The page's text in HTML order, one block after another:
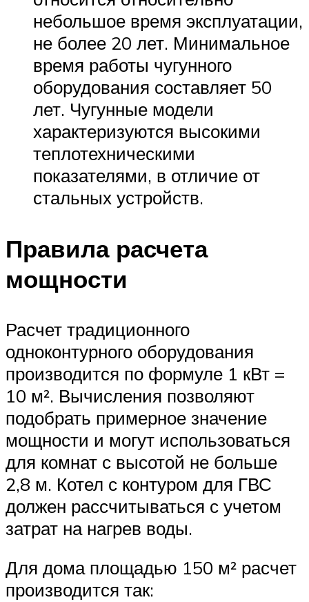
небольшое время эксплуатации,
не более 20 лет. Минимальное
время работы чугунного
оборудования составляет 50
лет. Чугунные модели
характеризуются высокими
теплотехническими
показателями, в отличие от
стальных устройств.
Правила расчета
мощности
Расчет традиционного
одноконтурного оборудования
производится по формуле 1 кВт =
10 м². Вычисления позволяют
подобрать примерное значение
мощности и могут использоваться
для комнат с высотой не больше
2,8 м. Котел с контуром для ГВС
должен рассчитываться с учетом
затрат на нагрев воды.
Для дома площадью 150 м² расчет
производится так: